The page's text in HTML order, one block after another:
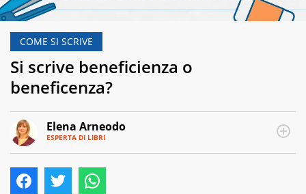
COME SI SCRIVE
Si scrive beneficienza o
beneficenza?
Elena Arneodo
ESPERTA DI LIBRI
MAIL
autrice,
editor